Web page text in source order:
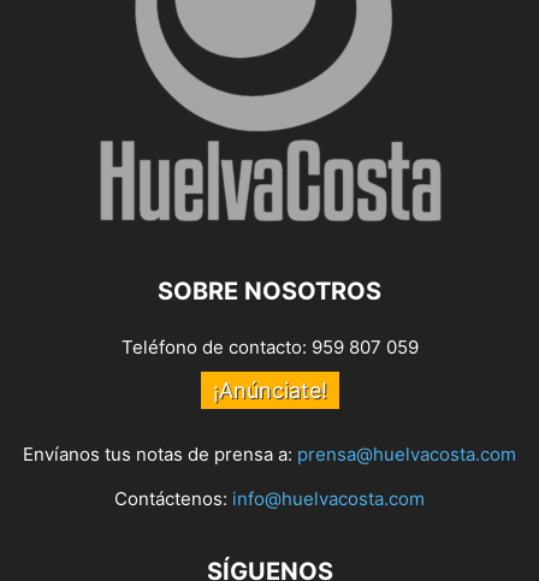
SOBRE NOSOTROS
Teléfono de contacto: 959 807 059
¡Anúnciate!
Envíanos tus notas de prensa a: prensa@huelvacosta.com
Contáctenos: info@huelvacosta.com
SÍGUENOS